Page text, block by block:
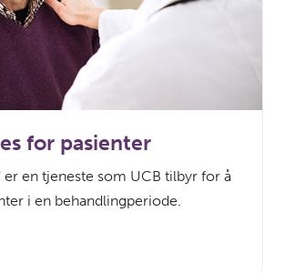
for pasienter
er en tjeneste som UCB tilbyr for å
i en behandlingperiode.